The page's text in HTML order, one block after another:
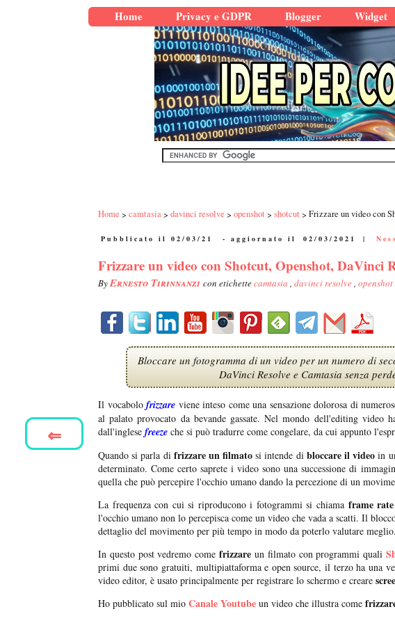
Home Privacy e GDPR Blogger Widget
Home camtasia davinci resolve openshot shotcut Frizzare un video con
Pubblicato il 02/03/21 - aggiornato il 02/03/2021 |
Frizzare un video con Shotcut, Openshot, DaVinci
ByErnesto Tirinnanzi con etichettecamtasia , davinci resolve, openshot
Bloccare un fotogramma di un video per un numero di
DaVinci Resolve e Camtasia senza
Il vocabolo frizzare viene inteso come una sensazione dolorosa di
al palato provocato da bevande gassate. Nel mondo dell'editing video
dall'inglese freeze che si può tradurre come congelare, da cui appunto
Quando si parla difrizzare un filmato si intende di bloccare il video in
determinato. Come certo saprete i video sono una successione di
quella che può percepire l'occhio umano dando la percezione di un
La frequenza con cui si riproducono i fotogrammi si chiama frame rate
l'occhio umano non lo percepisca come un video che vada a scatti. Il
dettaglio del movimento per più tempo in modo da poterlo valutare meglio.
In questo post vedremo come frizzare un filmato con programmi quali
primi due sono gratuiti, multipiattaforma e open source, il terzo ha una
video editor, è usato principalmente per registrare lo schermo e creare
Ho pubblicato sul mio Canale Youtube un video che illustra come
⇐